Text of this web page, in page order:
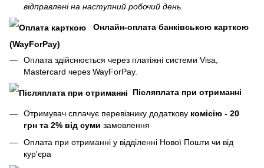
відправлені на наступний робочий день.
Онлайн-оплата банківською карткою
(WayForPay)
Оплата здійснюється через платіжні системи Visa,
Mastercard через WayForPay.
Післяплата при отриманні
Отримувач сплачує перевізнику додаткову комісію - 20
грн та 2% від суми замовлення
Оплата при отриманні у відділенні Нової Пошти чи від
кур'єра